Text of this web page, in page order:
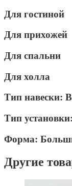
Для гостиной
Для прихожей
Для спальни
Для холла
Тип навески:
Тип установки:
Форма:
Другие